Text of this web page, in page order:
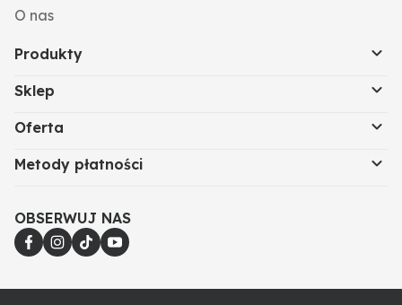
O nas
Produkty
Sklep
Oferta
Metody płatności
OBSERWUJ NAS